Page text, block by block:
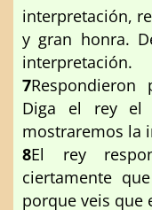
interpretación,
y gran honra.
interpretación.
7
Diga el rey el
mostraremos la
8El rey
ciertamente
porque veis que